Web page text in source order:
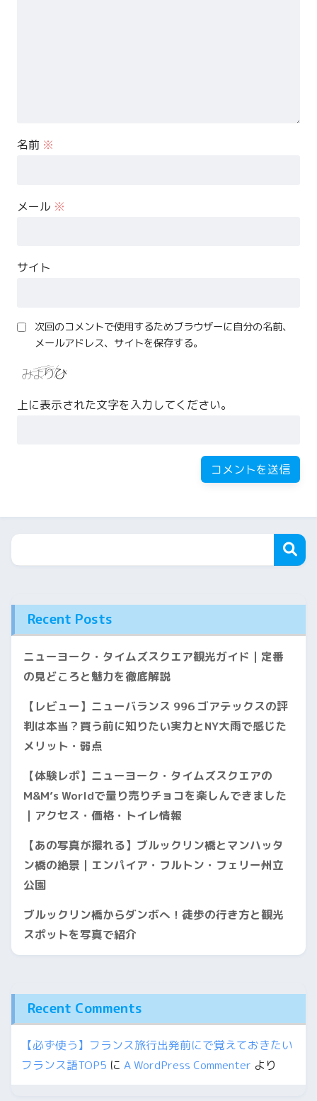
名前 ※
メール ※
サイト
次回のコメントで使用するためブラウザーに自分の名前、
メールアドレス、サイトを保存する。
上に表示された文字を入力してください。
Recent Posts
ニューヨーク・タイムズスクエア観光ガイド｜定番
の見どころと魅力を徹底解説
【レビュー】ニューバランス 996 ゴアテックスの評
判は本当？買う前に知りたい実力とNY大雨で感じた
メリット・弱点
【体験レポ】ニューヨーク・タイムズスクエアの
M&M’s Worldで量り売りチョコを楽しんできました
｜アクセス・価格・トイレ情報
【あの写真が撮れる】ブルックリン橋とマンハッタ
ン橋の絶景｜エンパイア・フルトン・フェリー州立
公園
ブルックリン橋からダンボへ！徒歩の行き方と観光
スポットを写真で紹介
Recent Comments
【必ず使う】フランス旅行出発前にで覚えておきたい
フランス語TOP5 に A WordPress Commenter より